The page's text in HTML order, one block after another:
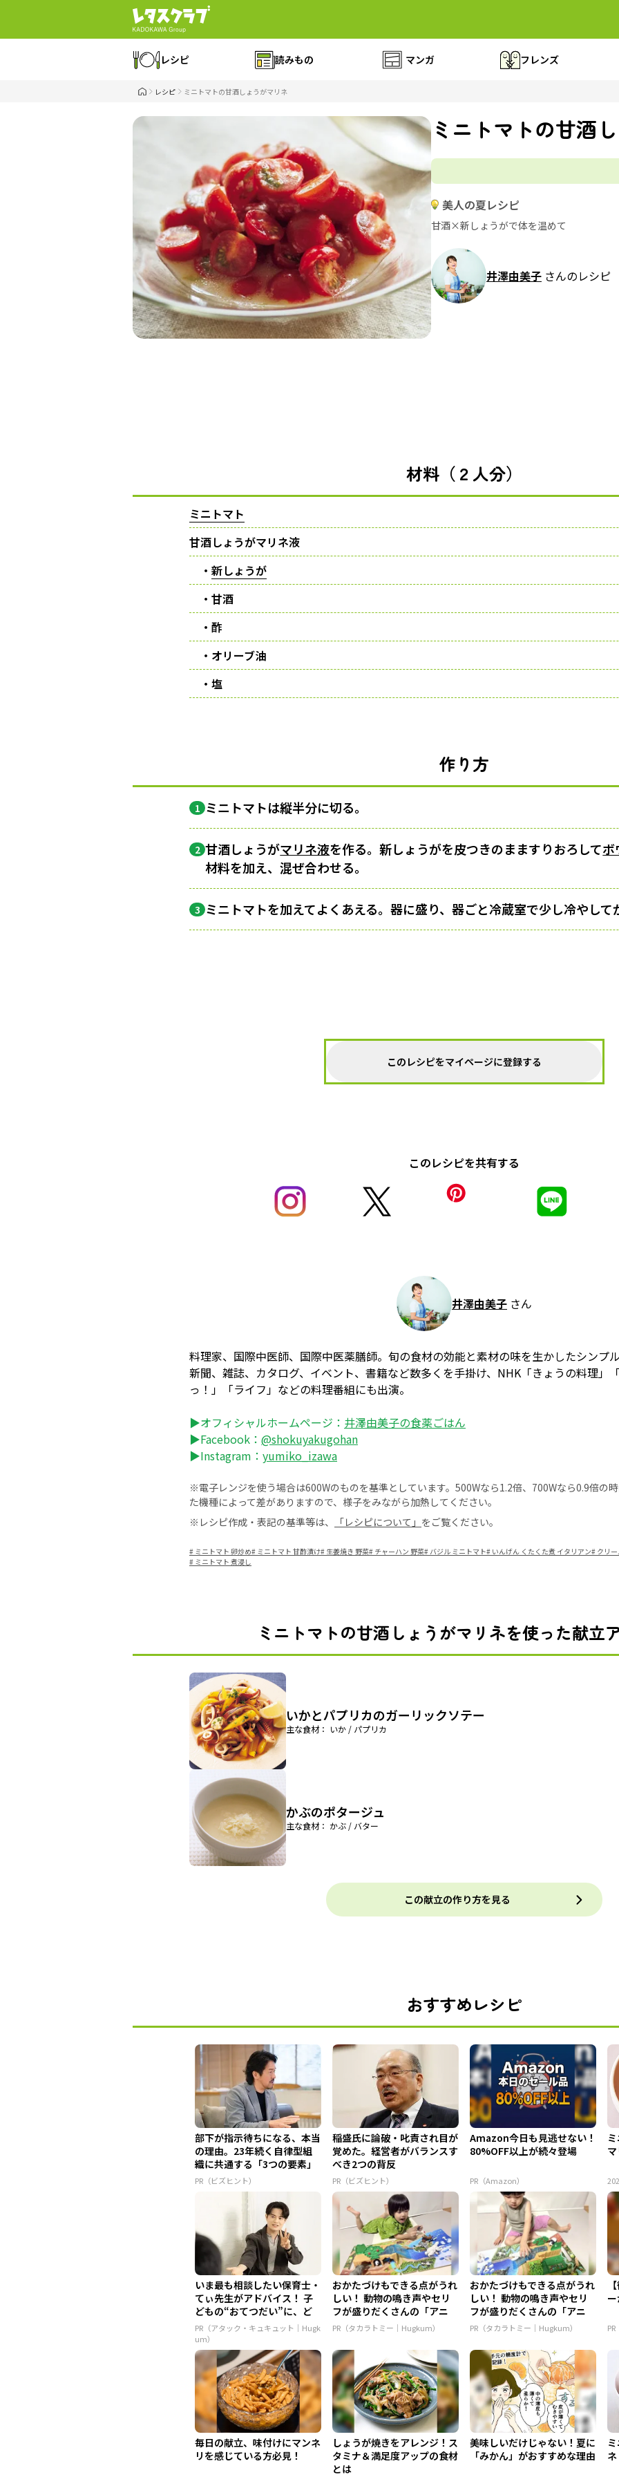
レシピ 読みもの マンガ フレンズ
レシピ ミニトマトの甘酒しょうがマリネ
ミニトマトの甘酒
美人の夏レシピ
甘酒×新しょうがで体を温めて
井澤由美子 さんのレシピ
材料（２人分）
ミニトマト
甘酒しょうがマリネ液
・ 新しょうが
・甘酒
・酢
・オリーブ油
・塩
作り方
1 ミニトマトは縦半分に切る。
2 甘酒しょうがマリネ液を作る。新しょうがを皮つきのまますりおろしてボ
材料を加え、混ぜ合わせる。
3 ミニトマトを加えてよくあえる。器に盛り、器ごと冷蔵室で少し冷やして
このレシピをマイページに登録する
このレシピを共有する
井澤由美子 さん
料理家、国際中医師、国際中医薬膳師。旬の食材の効能と素材の味を生かしたシンプ
新聞、雑誌、カタログ、イベント、書籍など数多くを手掛け、NHK「きょうの料理」
っ！」「ライフ」などの料理番組にも出演。
▶オフィシャルホームページ： 井澤由美子の食薬ごはん
▶Facebook： @shokuyakugohan
▶Instagram： yumiko_izawa
※電子レンジを使う場合は600Wのものを基準としています。500Wなら1.2倍、700Wなら0.9倍の
た機種によって差がありますので、様子をみながら加熱してください。
※レシピ作成・表記の基準等は、
「レシピについて」 をご覧ください。
# ミニトマト 卵炒め# ミニトマト 甘酢漬け# 生姜焼き 野菜# チャーハン 野菜# バジル ミニトマト# いんげん くたくた煮 イタリアン# クリ
# ミニトマト 煮浸し
ミニトマトの甘酒しょうがマリネを使った献立
いかとパプリカのガーリックソテー
主な食材： いか / パプリカ
かぶのポタージュ
主な食材： かぶ / バター
この献立の作り方を見る
おすすめレシピ
部下が指示待ちになる、本当
の理由。23年続く自律型組
織に共通する「3つの要素」
PR（ビズヒント）
稲盛氏に論破・叱責され目が
覚めた。経営者がバランスす
べき2つの背反
PR（ビズヒント）
Amazon今日も見逃せない！
80%OFF以上が続々登場
PR（Amazon）
いま最も相談したい保育士・
てぃ先生がアドバイス！ 子
どもの“おてつだい”に、ど
ん...
PR（アタック・キュキュット｜Hugk
um）
おかたづけもできる点がうれ
しい！ 動物の鳴き声やセリ
フが盛りだくさんの「アニ
ア ...
PR（タカラトミー｜Hugkum）
おかたづけもできる点がうれ
しい！ 動物の鳴き声やセリ
フが盛りだくさんの「アニ
ア ...
PR（タカラトミー｜Hugkum） PR
毎日の献立、味付けにマンネ
リを感じている方必見！
しょうが焼きをアレンジ！ス
タミナ＆満足度アップの食材
とは
美味しいだけじゃない！夏に
「みかん」がおすすめな理由
ネ